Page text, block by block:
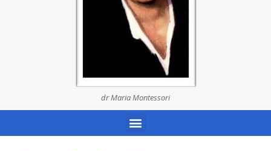
dr Maria Montessori